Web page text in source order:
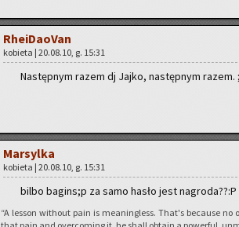
Rhe­iDa­oVan
ko­bie­ta | 20.08.10, g. 15:31
Na­stęp­nym razem dj Jajko, na­stęp­nym razem.
Mar­syl­ka
ko­bie­ta | 20.08.10, g. 15:31
bilbo ba­gins;p za samo hasło jest na­gro­da??:P
“A les­son wi­tho­ut pain is me­anin­gless. That's be­cau­se